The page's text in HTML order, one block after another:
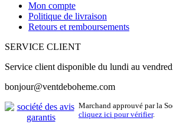
Mon compte
Politique de livraison
Retours et remboursements
SERVICE CLIENT
Service client disponible du lundi au
bonjour@ventdeboheme.com
Marchand approuvé par la
cliquez ici pour vérifier.